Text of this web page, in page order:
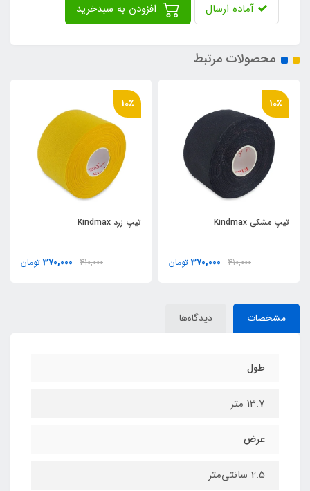
آماده ارسال
محصولات مرتبط
تیپ مشکی Kindmax
410,000
10٪
370,000 تومان
تیپ زرد Kindmax
410,000
10٪
370,000 تومان
مشخصات دیدگاه‌ها
طول
13.7 متر
عرض
2.5 سانتي‌متر